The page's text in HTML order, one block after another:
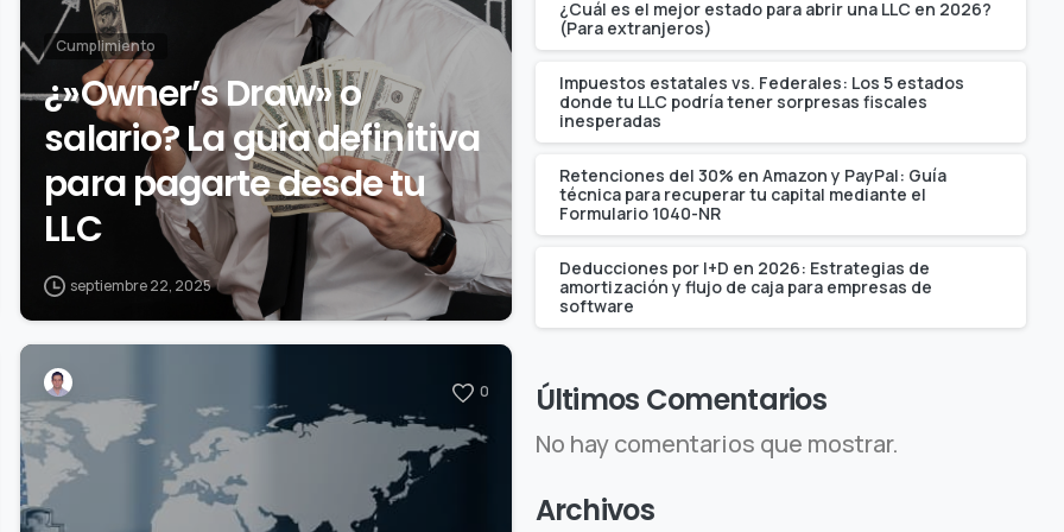
Cumplimiento
¿»Owner’s Draw» o
salario? La guía definitiva
para pagarte desde tu
LLC
septiembre 22, 2025
0
¿Cuál es el mejor estado para abrir una LLC en 2026?
(Para extranjeros)
Impuestos estatales vs. Federales: Los 5 estados
donde tu LLC podría tener sorpresas fiscales
inesperadas
Retenciones del 30% en Amazon y PayPal: Guía
técnica para recuperar tu capital mediante el
Formulario 1040-NR
Deducciones por I+D en 2026: Estrategias de
amortización y flujo de caja para empresas de
software
Últimos Comentarios
No hay comentarios que mostrar.
Archivos